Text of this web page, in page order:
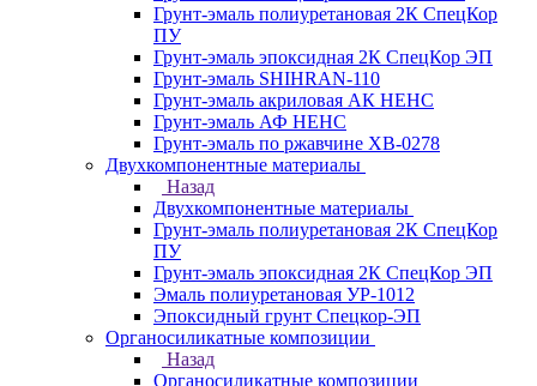
Грунт-эмаль полиуретановая 2К СпецКор
ПУ
Грунт-эмаль эпоксидная 2К СпецКор ЭП
Грунт-эмаль SHIHRAN-110
Грунт-эмаль акриловая АК НЕНС
Грунт-эмаль АФ НЕНС
Грунт-эмаль по ржавчине ХВ-0278
Двухкомпонентные материалы
Назад
Двухкомпонентные материалы
Грунт-эмаль полиуретановая 2К СпецКор
ПУ
Грунт-эмаль эпоксидная 2К СпецКор ЭП
Эмаль полиуретановая УР-1012
Эпоксидный грунт Спецкор-ЭП
Органосиликатные композиции
Назад
Органосиликатные композиции